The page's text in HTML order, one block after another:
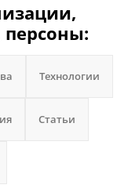
персоны:
Технологии
Статьи